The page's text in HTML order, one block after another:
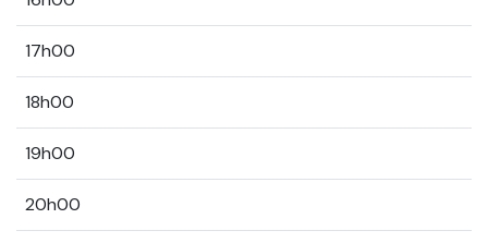
17h00
18h00
19h00
20h00